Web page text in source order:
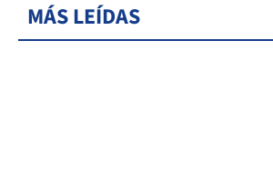
MÁS LEÍDAS